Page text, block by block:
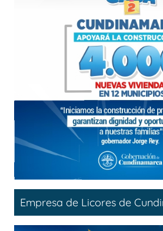
Empresa de Licores de